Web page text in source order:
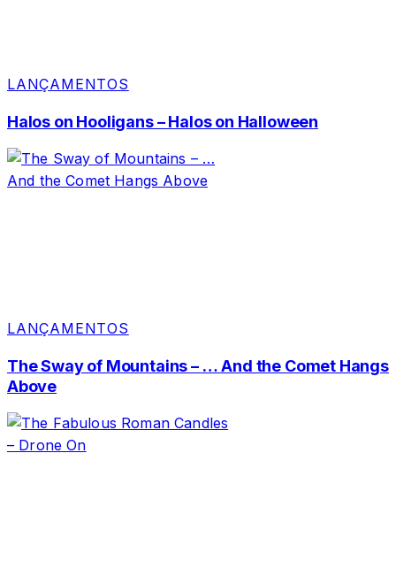
LANÇAMENTOS
Halos on Hooligans – Halos on Halloween
LANÇAMENTOS
The Sway of Mountains – … And the Comet Hangs
Above